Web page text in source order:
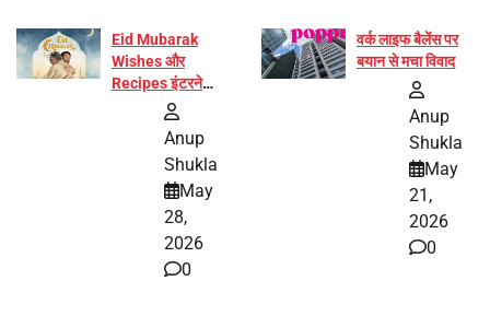
Eid Mubarak
Wishes और
Recipes इंटरनेट
पर हुईं वायरल
Anup
Shukla
May
28,
2026
0
वर्क लाइफ बैलेंस पर
बयान से मचा विवाद
Anup
Shukla
May
21,
2026
0